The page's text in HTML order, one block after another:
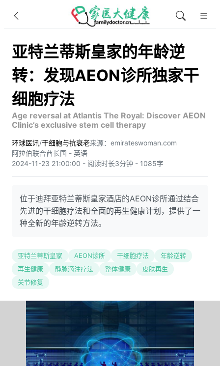
亚特兰蒂斯皇家的年龄逆
转：发现AEON诊所独家干
细胞疗法
Age reversal at Atlantis The Royal: Discover AEON
Clinic’s exclusive stem cell therapy
环球医讯/干细胞与抗衰老来源：emirateswoman.com
阿拉伯联合酋长国 - 英语
2024-11-23 21:00:00 - 阅读时长3分钟 - 1085字
位于迪拜亚特兰蒂斯皇家酒店的AEON诊所通过结合
先进的干细胞疗法和全面的再生健康计划，提供了一
种全新的年龄逆转方法。
亚特兰蒂斯皇家 AEON诊所 干细胞疗法
年龄逆转
再生健康
静脉滴注疗法 整体健康
皮肤再生
关节修复